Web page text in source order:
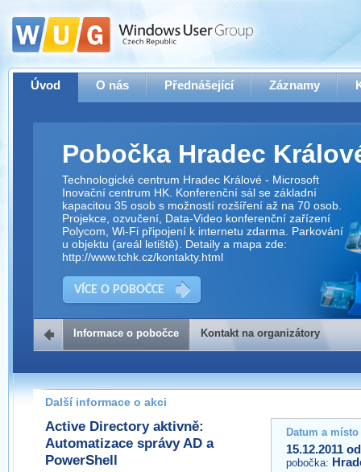
Úvod O nás Přednášející Záznamy
Pobočka Hradec
Technologické centrum Hradec Králové - Microsoft
Inovační centrum HK. Konferenční sál se základní
kapacitou 35 osob s možností rozšíření až na 70 osob.
Projekce, ozvučení, Data-Video konferenční zařízení
Polycom, Wi-Fi připojení k internetu zdarma. Parkování
u objektu (areál letiště). Detaily a mapa zde:
http://www.tchk.cz/kontakty.html
VÍCE O POBOČCE
Kontakt na organizátory
Pokud máte jakýkoliv dotaz na organizátory této akce,
prosím neváhejte nás kontaktovat na e-mailu:
hradec@wug.cz
Informace o pobočce Kontakt na organizátory
Další informace o akci
Active Directory aktivně:
Automatizace správy AD a
PowerShell
Datum a
15.12.2011
pobočka: